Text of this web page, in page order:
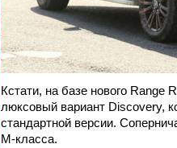
Кстати, на базе нового Range
люксовый вариант Discovery,
стандартной версии.
M-класса.